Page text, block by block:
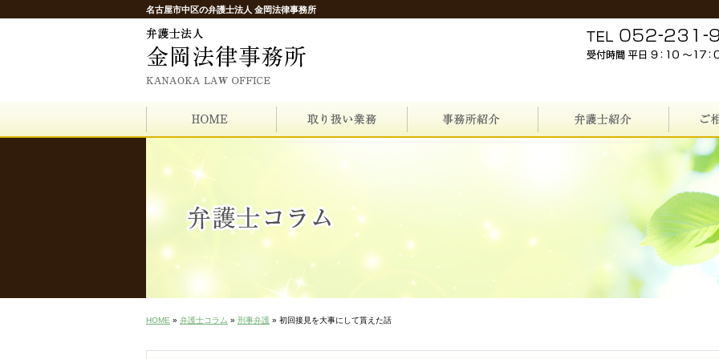
名古屋市中区の弁護士法人 金岡法律事務所
HOME » 弁護士コラム » 刑事弁護 » 初回接見を大事にして貰えた話